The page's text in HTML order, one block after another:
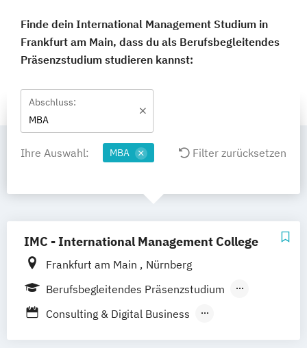
Finde dein International Management Studium in
Frankfurt am Main, dass du als Berufsbegleitendes
Präsenzstudium studieren kannst:
Abschluss:
MBA
Ihre Auswahl: MBA Filter zurücksetzen
IMC - International Management College
Frankfurt am Main
Nürnberg
Berufsbegleitendes Präsenzstudium
Fernstudium
Consulting & Digital Business